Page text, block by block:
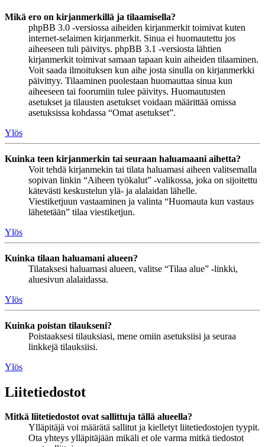
Mikä ero on kirjanmerkillä ja tilaamisella?
phpBB 3.0 -versiossa aiheiden kirjanmerkit toimivat kuten
internet-selaimen kirjanmerkit. Sinua ei huomautettu jos
aiheeseen tuli päivitys. phpBB 3.1 -versiosta lähtien
kirjanmerkit toimivat samaan tapaan kuin aiheiden tilaaminen.
Voit saada ilmoituksen kun aihe josta sinulla on kirjanmerkki
päivittyy. Tilaaminen puolestaan huomauttaa sinua kun
aiheeseen tai foorumiin tulee päivitys. Huomautusten
asetukset ja tilausten asetukset voidaan määrittää omissa
asetuksissa kohdassa “Omat asetukset”.
Ylös
Kuinka teen kirjanmerkin tai seuraan haluamaani aihetta?
Voit tehdä kirjanmekin tai tilata haluamasi aiheen valitsemalla
sopivan linkin “Aiheen työkalut” -valikossa, joka on sijoitettu
kätevästi keskustelun ylä- ja alalaidan lähelle.
Viestiketjuun vastaaminen ja valinta “Huomauta kun vastaus
lähetetään” tilaa viestiketjun.
Ylös
Kuinka tilaan haluamani alueen?
Tilataksesi haluamasi alueen, valitse “Tilaa alue” -linkki,
aluesivun alalaidassa.
Ylös
Kuinka poistan tilaukseni?
Poistaaksesi tilauksiasi, mene omiin asetuksiisi ja seuraa
linkkejä tilauksiisi.
Ylös
Liitetiedostot
Mitkä liitetiedostot ovat sallittuja tällä alueella?
Ylläpitäjä voi määrätä sallitut ja kielletyt liitetiedostojen tyypit.
Ota yhteys ylläpitäjään mikäli et ole varma mitkä tiedostot